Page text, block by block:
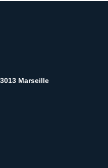
Marseille